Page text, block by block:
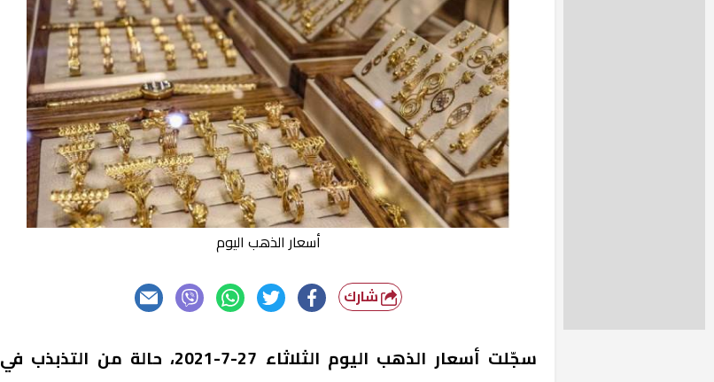
أسعار الذهب اليوم
شارك
سجّلت أسعار الذهب اليوم الثلاثاء 27-7-2021، حالة من التذبذب في